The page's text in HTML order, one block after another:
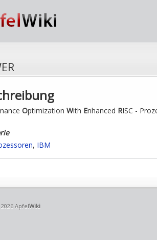
Optimization With Enhanced RISC -
, IBM
ApfelWiki